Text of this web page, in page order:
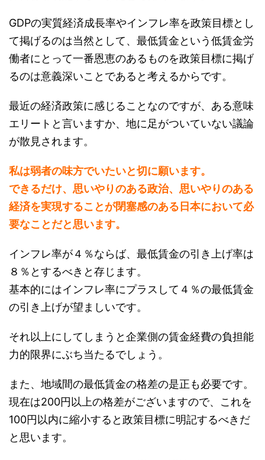
GDPの実質経済成長率やインフレ率を政策目標とし
て掲げるのは当然として、最低賃金という低賃金労
働者にとって一番恩恵のあるものを政策目標に掲げ
るのは意義深いことであると考えるからです。
最近の経済政策に感じることなのですが、ある意味
エリートと言いますか、地に足がついていない議論
が散見されます。
私は弱者の味方でいたいと切に願います。
できるだけ、思いやりのある政治、思いやりのある
経済を実現することが閉塞感のある日本において必
要なことだと思います。
インフレ率が４％ならば、最低賃金の引き上げ率は
８％とするべきと存じます。
基本的にはインフレ率にプラスして４％の最低賃金
の引き上げが望ましいです。
それ以上にしてしまうと企業側の賃金経費の負担能
力的限界にぶち当たるでしょう。
また、地域間の最低賃金の格差の是正も必要です。
現在は200円以上の格差がございますので、これを
100円以内に縮小すると政策目標に明記するべきだ
と思います。